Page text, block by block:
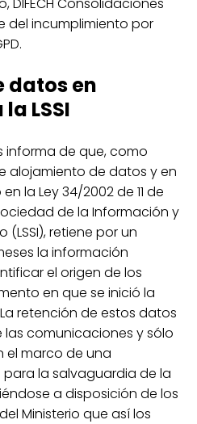
del incumplimiento por
datos en
LSSI
informa de que, como
alojamiento de datos y en
la Ley 34/2002 de 11 de
de la Información y
retiene por un
la información
el origen de los
en que se inició la
retención de estos datos
comunicaciones y sólo
el marco de una
la salvaguardia de la
a disposición de los
Ministerio que así los